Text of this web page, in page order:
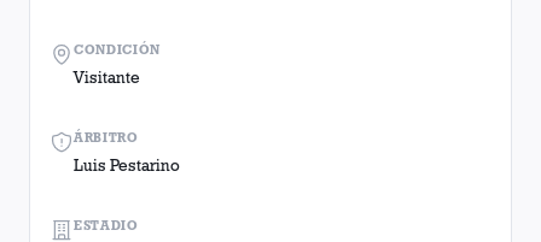
ÁRBITRO
Luis Pestarino
CONDICIÓN
Visitante
ESTADIO